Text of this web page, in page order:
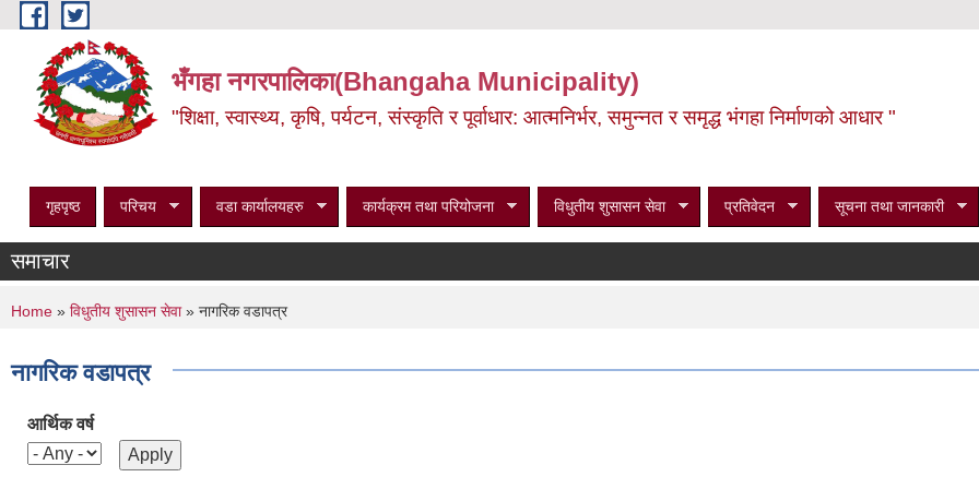
Skip to main content
भँगहा नगरपालिका(Bhangaha Municipality)
"शिक्षा, स्वास्थ्य, कृषि, पर्यटन, संस्कृति र पूर्वाधार: आत्मनिर्भर, समुन्नत र समृद्ध भंगहा निर्माणको आधार "
गृहपृष्ठ परिचय वडा कार्यालयहरु कार्यक्रम तथा परियोजना विधुतीय शुसासन सेवा प्रतिवेदन सूचना तथा जानकारी
समाचार
You are here
Home » विधुतीय शुसासन सेवा» नागरिक वडापत्र
नागरिक वडापत्र
आर्थिक वर्ष